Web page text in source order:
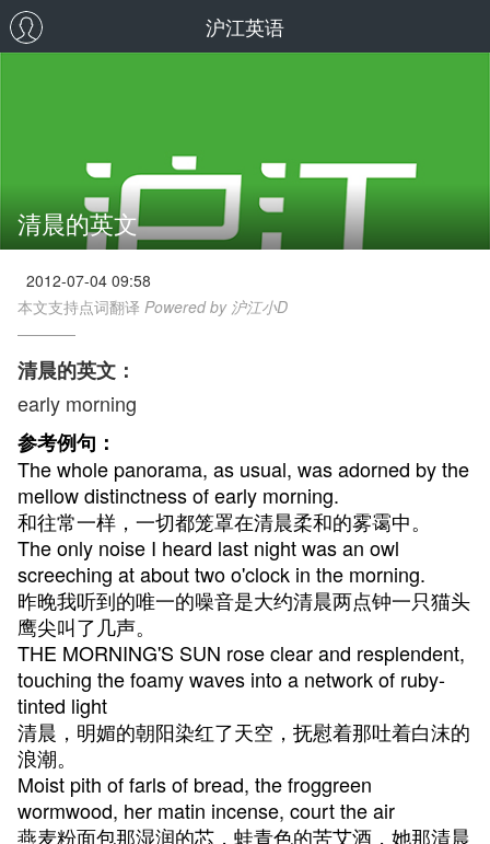
沪江英语
清晨的英文
2012-07-04 09:58
本文支持点词翻译 Powered by 沪江小D
清晨的英文：
early morning
参考例句：
The whole panorama, as usual, was adorned by the
mellow distinctness of early morning.
和往常一样，一切都笼罩在清晨柔和的雾霭中。
The only noise I heard last night was an owl
screeching at about two o'clock in the morning.
昨晚我听到的唯一的噪音是大约清晨两点钟一只猫头
鹰尖叫了几声。
THE MORNING'S SUN rose clear and resplendent,
touching the foamy waves into a network of ruby-
tinted light
清晨，明媚的朝阳染红了天空，抚慰着那吐着白沫的
浪潮。
Moist pith of farls of bread, the froggreen
wormwood, her matin incense, court the air
燕麦粉面包那湿润的芯，蛙青色的苦艾酒，她那清晨